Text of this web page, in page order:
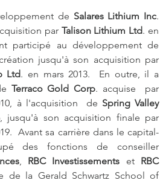
de Salares Lithium Inc.
par Talison Lithium Ltd. en
participé au développement de
Ltd. en mars 2013.  En outre, il a
Terraco Gold Corp
à l'acquisition  de Spring Valley
Avant sa carrière dans le capital-
des fonctions de conseiller
, RBC Investissements et RBC
la Gerald Schwartz School of